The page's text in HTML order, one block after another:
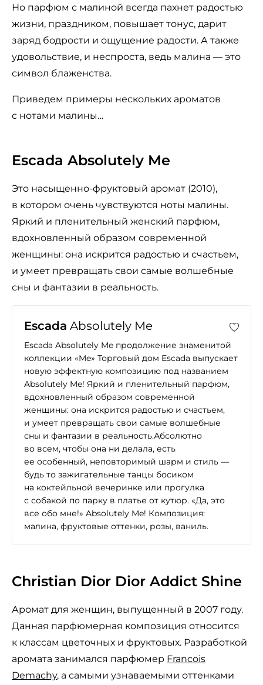
Но парфюм с малиной всегда пахнет радостью
жизни, праздником, повышает тонус, дарит
заряд бодрости и ощущение радости. А также
удовольствие, и неспроста, ведь малина — это
символ блаженства.
Приведем примеры нескольких ароматов
с нотами малины…
Escada Absolutely Me
Это насыщенно-фруктовый аромат (2010),
в котором очень чувствуются ноты малины.
Яркий и пленительный женский парфюм,
вдохновленный образом современной
женщины: она искрится радостью и счастьем,
и умеет превращать свои самые волшебные
сны и фантазии в реальность.
Escada Absolutely Me
Escada Absolutely Me продолжение знаменитой
коллекции «Me» Торговый дом Escada выпускает
новую эффектную композицию под названием
Absolutely Me! Яркий и пленительный парфюм,
вдохновленный образом современной
женщины: она искрится радостью и счастьем,
и умеет превращать свои самые волшебные
сны и фантазии в реальность.Абсолютно
во всем, чтобы она ни делала, есть
ее особенный, неповторимый шарм и стиль —
будь то зажигательные танцы босиком
на коктейльной вечеринке или прогулка
с собакой по парку в платье от кутюр. «Да, это
все обо мне!» Absolutely Me! Композиция:
малина, фруктовые оттенки, розы, ваниль.
Christian Dior Dior Addict Shine
Аромат для женщин, выпущенный в 2007 году.
Данная парфюмерная композиция относится
к классам цветочных и фруктовых. Разработкой
аромата занимался парфюмер Francois
Demachy, а самыми узнаваемыми оттенками